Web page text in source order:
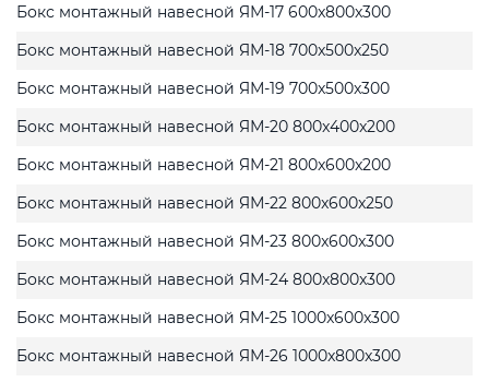
Бокс монтажный навесной ЯМ-17 600x800x300
Бокс монтажный навесной ЯМ-18 700x500x250
Бокс монтажный навесной ЯМ-19 700x500x300
Бокс монтажный навесной ЯМ-20 800x400x200
Бокс монтажный навесной ЯМ-21 800x600x200
Бокс монтажный навесной ЯМ-22 800x600x250
Бокс монтажный навесной ЯМ-23 800x600x300
Бокс монтажный навесной ЯМ-24 800x800x300
Бокс монтажный навесной ЯМ-25 1000x600x300
Бокс монтажный навесной ЯМ-26 1000x800x300